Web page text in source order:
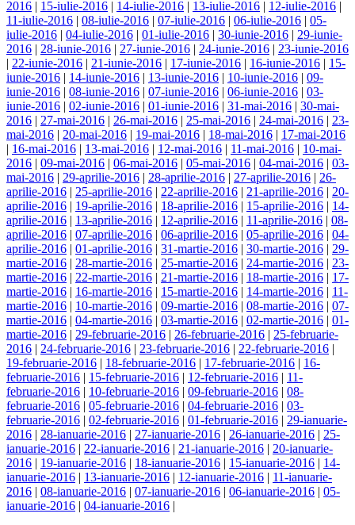
2016 | 15-iulie-2016 | 14-iulie-2016 | 13-iulie-2016 | 12-iulie-2016 |
11-iulie-2016 | 08-iulie-2016 | 07-iulie-2016 | 06-iulie-2016 | 05-
iulie-2016 | 04-iulie-2016 | 01-iulie-2016 | 30-iunie-2016 | 29-iunie-
2016 | 28-iunie-2016 | 27-iunie-2016 | 24-iunie-2016 | 23-iunie-2016
| 22-iunie-2016 | 21-iunie-2016 | 17-iunie-2016 | 16-iunie-2016 | 15-
iunie-2016 | 14-iunie-2016 | 13-iunie-2016 | 10-iunie-2016 | 09-
iunie-2016 | 08-iunie-2016 | 07-iunie-2016 | 06-iunie-2016 | 03-
iunie-2016 | 02-iunie-2016 | 01-iunie-2016 | 31-mai-2016 | 30-mai-
2016 | 27-mai-2016 | 26-mai-2016 | 25-mai-2016 | 24-mai-2016 | 23-
mai-2016 | 20-mai-2016 | 19-mai-2016 | 18-mai-2016 | 17-mai-2016
| 16-mai-2016 | 13-mai-2016 | 12-mai-2016 | 11-mai-2016 | 10-mai-
2016 | 09-mai-2016 | 06-mai-2016 | 05-mai-2016 | 04-mai-2016 | 03-
mai-2016 | 29-aprilie-2016 | 28-aprilie-2016 | 27-aprilie-2016 | 26-
aprilie-2016 | 25-aprilie-2016 | 22-aprilie-2016 | 21-aprilie-2016 | 20-
aprilie-2016 | 19-aprilie-2016 | 18-aprilie-2016 | 15-aprilie-2016 | 14-
aprilie-2016 | 13-aprilie-2016 | 12-aprilie-2016 | 11-aprilie-2016 | 08-
aprilie-2016 | 07-aprilie-2016 | 06-aprilie-2016 | 05-aprilie-2016 | 04-
aprilie-2016 | 01-aprilie-2016 | 31-martie-2016 | 30-martie-2016 | 29-
martie-2016 | 28-martie-2016 | 25-martie-2016 | 24-martie-2016 | 23-
martie-2016 | 22-martie-2016 | 21-martie-2016 | 18-martie-2016 | 17-
martie-2016 | 16-martie-2016 | 15-martie-2016 | 14-martie-2016 | 11-
martie-2016 | 10-martie-2016 | 09-martie-2016 | 08-martie-2016 | 07-
martie-2016 | 04-martie-2016 | 03-martie-2016 | 02-martie-2016 | 01-
martie-2016 | 29-februarie-2016 | 26-februarie-2016 | 25-februarie-
2016 | 24-februarie-2016 | 23-februarie-2016 | 22-februarie-2016 |
19-februarie-2016 | 18-februarie-2016 | 17-februarie-2016 | 16-
februarie-2016 | 15-februarie-2016 | 12-februarie-2016 | 11-
februarie-2016 | 10-februarie-2016 | 09-februarie-2016 | 08-
februarie-2016 | 05-februarie-2016 | 04-februarie-2016 | 03-
februarie-2016 | 02-februarie-2016 | 01-februarie-2016 | 29-ianuarie-
2016 | 28-ianuarie-2016 | 27-ianuarie-2016 | 26-ianuarie-2016 | 25-
ianuarie-2016 | 22-ianuarie-2016 | 21-ianuarie-2016 | 20-ianuarie-
2016 | 19-ianuarie-2016 | 18-ianuarie-2016 | 15-ianuarie-2016 | 14-
ianuarie-2016 | 13-ianuarie-2016 | 12-ianuarie-2016 | 11-ianuarie-
2016 | 08-ianuarie-2016 | 07-ianuarie-2016 | 06-ianuarie-2016 | 05-
ianuarie-2016 | 04-ianuarie-2016 |